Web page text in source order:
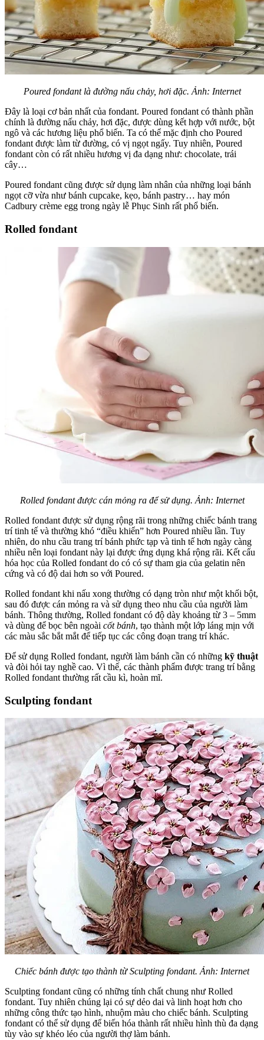
Poured fondant là đường nấu chảy, hơi đặc. Ảnh: Internet
Đây là loại cơ bản nhất của fondant. Poured fondant có thành phần
chính là đường nấu chảy, hơi đặc, được dùng kết hợp với nước, bột
ngô và các hương liệu phổ biến. Ta có thể mặc định cho Poured
fondant được làm từ đường, có vị ngọt ngấy. Tuy nhiên, Poured
fondant còn có rất nhiều hương vị đa dạng như: chocolate, trái
cây…
Poured fondant cũng được sử dụng làm nhân của những loại bánh
ngọt cỡ vừa như bánh cupcake, kẹo, bánh pastry… hay món
Cadbury crème egg trong ngày lễ Phục Sinh rất phổ biến.
Rolled fondant
Rolled fondant được cán mỏng ra để sử dụng. Ảnh: Internet
Rolled fondant được sử dụng rộng rãi trong những chiếc bánh trang
trí tinh tế và thường khó “điều khiển” hơn Poured nhiều lần. Tuy
nhiên, do nhu cầu trang trí bánh phức tạp và tinh tế hơn ngày càng
nhiều nên loại fondant này lại được ứng dụng khá rộng rãi. Kết cấu
hóa học của Rolled fondant do có có sự tham gia của gelatin nên
cứng và có độ dai hơn so với Poured.
Rolled fondant khi nấu xong thường có dạng tròn như một khối bột,
sau đó được cán mỏng ra và sử dụng theo nhu cầu của người làm
bánh. Thông thường, Rolled fondant có độ dày khoảng từ 3 – 5mm
và dùng để bọc bên ngoài cốt bánh, tạo thành một lớp láng mịn với
các màu sắc bắt mắt để tiếp tục các công đoạn trang trí khác.
Để sử dụng Rolled fondant, người làm bánh cần có những kỹ thuật
và đòi hỏi tay nghề cao. Vì thế, các thành phẩm được trang trí bằng
Rolled fondant thường rất cầu kì, hoàn mĩ.
Sculpting fondant
Chiếc bánh được tạo thành từ Sculpting fondant. Ảnh: Internet
Sculpting fondant cũng có những tính chất chung như Rolled
fondant. Tuy nhiên chúng lại có sự dẻo dai và linh hoạt hơn cho
những công thức tạo hình, nhuộm màu cho chiếc bánh. Sculpting
fondant có thể sử dụng để biến hóa thành rất nhiều hình thù đa dạng
tùy vào sự khéo léo của người thợ làm bánh.